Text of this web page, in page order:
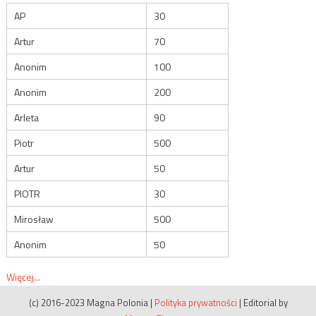
AP
30
Artur
70
Anonim
100
Anonim
200
Arleta
90
Piotr
500
Artur
50
PIOTR
30
Mirosław
500
Anonim
50
Więcej...
(c) 2016-2023 Magna Polonia | Polityka prywatności | Editorial by